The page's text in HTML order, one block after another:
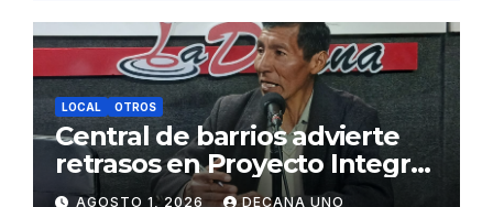
LOCAL OTROS
Central de barrios advierte
retrasos en Proyecto Integral
de Agua y Alcantarillado para
AGOSTO 1, 2026 DECANA UNO